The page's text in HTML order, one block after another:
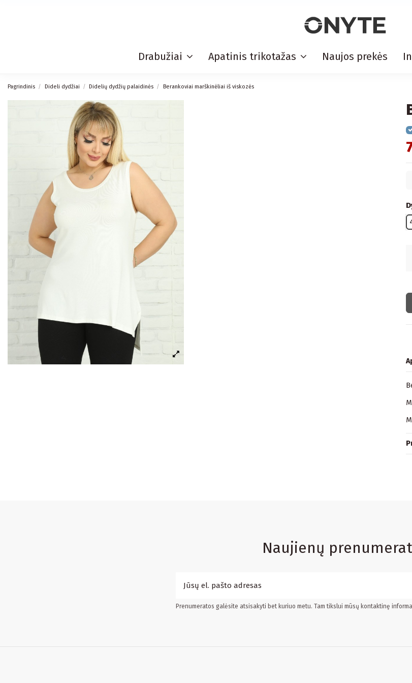
Drabužiai Apatinis trikotažas Naujos prekės
Pagrindinis Dideli dydžiai Didelių dydžių palaidinės Berankoviai marškinėliai iš viskozės
Naujienų
Prenumeratos galėsite atsisakyti bet kuriuo metu. Tam tikslui mūsų kontaktinę